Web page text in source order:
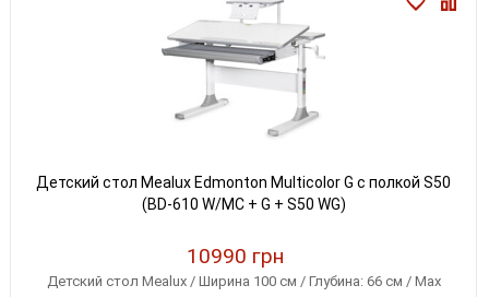
Детский стол Mealux Edmonton Multicolor G с полкой S50
(BD-610 W/MC + G + S50 WG)
10990 грн
Детский стол Mealux / Ширина 100 см / Глубина: 66 см / Max